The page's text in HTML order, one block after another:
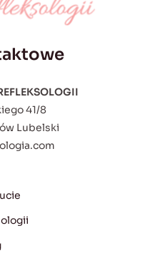
41/8
Lubelski